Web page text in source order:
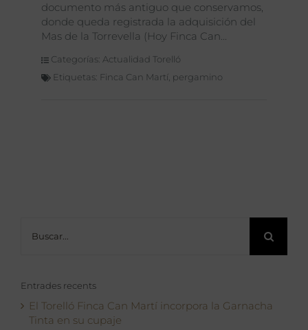
documento más antiguo que conservamos,
donde queda registrada la adquisición del
Mas de la Torrevella (Hoy Finca Can
Categorías: Actualidad Torelló
Etiquetas: Finca Can Martí pergamino
Entrades recents
El Torelló Finca Can Martí incorpora la Garnacha
Tinta en su cupaje